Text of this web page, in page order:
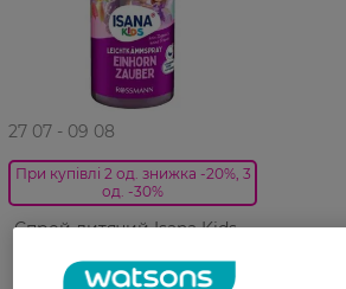
27 07 - 09 08
При купівлі 2 од. знижка -20%, 3
од. -30%
Спрей дитячий Isana Kids
розчісування 150 мл